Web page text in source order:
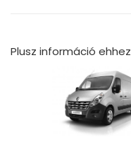
Plusz információ